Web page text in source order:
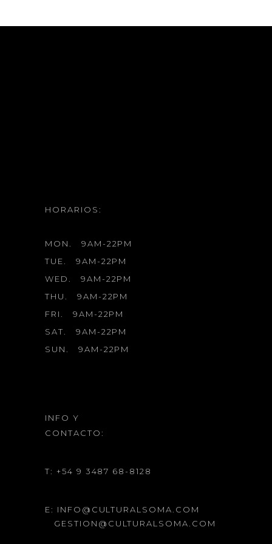
HORARIOS:
MON.
9AM-22PM
TUE.
9AM-22PM
WED.
9AM-22PM
THU.
9AM-22PM
FRI.
9AM-22PM
SAT.
9AM-22PM
SUN.
9AM-22PM
INFO Y
CONTACTO:
T: +54 9 3487 68-8128
E: INFO@CULTURALSOMA.COM
GESTION@CULTURALSOMA.COM